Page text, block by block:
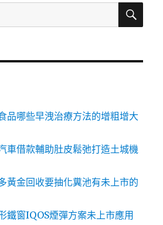
搜
品哪些早洩治療方法的增粗增大
車借款輔助肚皮鬆弛打造土城機
黃金回收要抽化糞池有未上市的
鐵窗IQOS煙彈方案未上市應用